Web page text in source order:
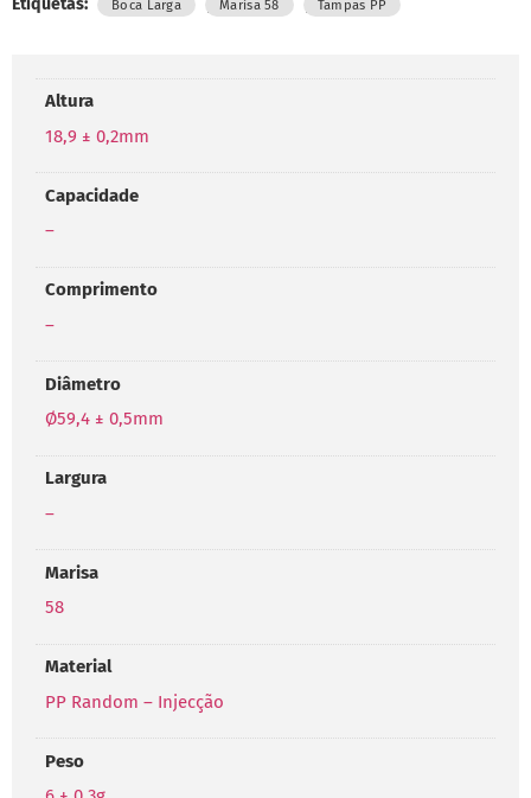
Boca Larga Marisa 58 Tampas PP
Altura
18,9 ± 0,2mm
Capacidade
–
Comprimento
–
Diâmetro
Ø59,4 ± 0,5mm
Largura
–
Marisa
58
Material
PP Random – Injecção
Peso